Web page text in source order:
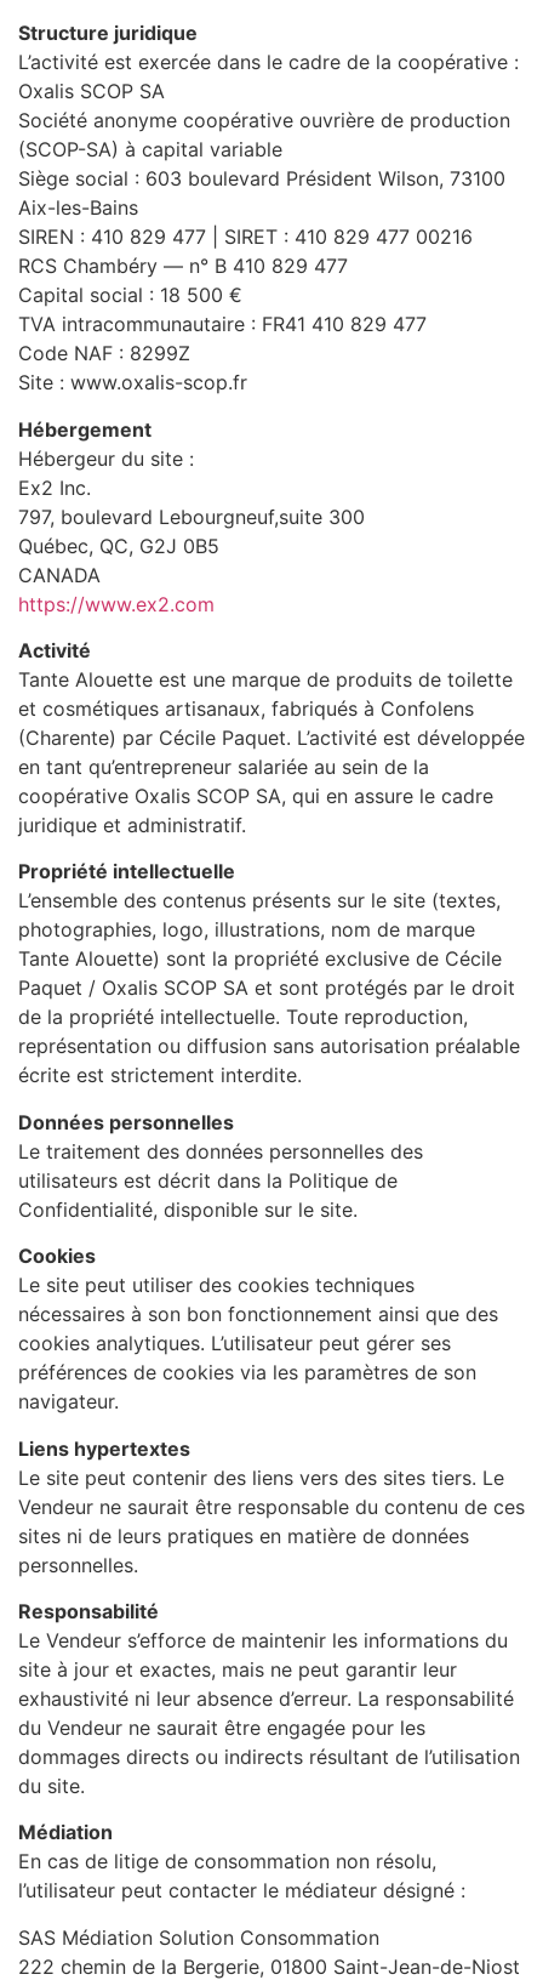
Structure juridique
L’activité est exercée dans le cadre de la coopérative :
Oxalis SCOP SA
Société anonyme coopérative ouvrière de production
(SCOP-SA) à capital variable
Siège social : 603 boulevard Président Wilson, 73100
Aix-les-Bains
SIREN : 410 829 477 | SIRET : 410 829 477 00216
RCS Chambéry — n° B 410 829 477
Capital social : 18 500 €
TVA intracommunautaire : FR41 410 829 477
Code NAF : 8299Z
Site : www.oxalis-scop.fr
Hébergement
Hébergeur du site :
Ex2 Inc.
797, boulevard Lebourgneuf,suite 300
Québec, QC, G2J 0B5
CANADA
https://www.ex2.com
Activité
Tante Alouette est une marque de produits de toilette
et cosmétiques artisanaux, fabriqués à Confolens
(Charente) par Cécile Paquet. L’activité est développée
en tant qu’entrepreneur salariée au sein de la
coopérative Oxalis SCOP SA, qui en assure le cadre
juridique et administratif.
Propriété intellectuelle
L’ensemble des contenus présents sur le site (textes,
photographies, logo, illustrations, nom de marque
Tante Alouette) sont la propriété exclusive de Cécile
Paquet / Oxalis SCOP SA et sont protégés par le droit
de la propriété intellectuelle. Toute reproduction,
représentation ou diffusion sans autorisation préalable
écrite est strictement interdite.
Données personnelles
Le traitement des données personnelles des
utilisateurs est décrit dans la Politique de
Confidentialité, disponible sur le site.
Cookies
Le site peut utiliser des cookies techniques
nécessaires à son bon fonctionnement ainsi que des
cookies analytiques. L’utilisateur peut gérer ses
préférences de cookies via les paramètres de son
navigateur.
Liens hypertextes
Le site peut contenir des liens vers des sites tiers. Le
Vendeur ne saurait être responsable du contenu de ces
sites ni de leurs pratiques en matière de données
personnelles.
Responsabilité
Le Vendeur s’efforce de maintenir les informations du
site à jour et exactes, mais ne peut garantir leur
exhaustivité ni leur absence d’erreur. La responsabilité
du Vendeur ne saurait être engagée pour les
dommages directs ou indirects résultant de l’utilisation
du site.
Médiation
En cas de litige de consommation non résolu,
l’utilisateur peut contacter le médiateur désigné :
SAS Médiation Solution Consommation
222 chemin de la Bergerie, 01800 Saint-Jean-de-Niost